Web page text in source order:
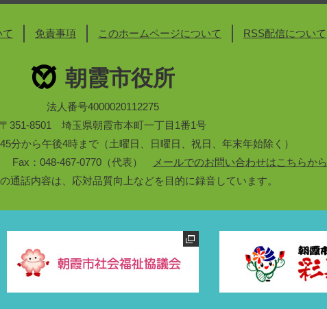
免責事項 このホームページについて RSS配信について
朝霞市役所
法人番号4000020112275
〒351-8501 埼玉県朝霞市本町一丁目1番1号
分から午後4時まで（土曜日、日曜日、祝日、年末年始除く）
Fax：048-467-0770（代表）
メールでのお問い合わせはこちらから
通話内容は、応対品質向上などを目的に録音しています。